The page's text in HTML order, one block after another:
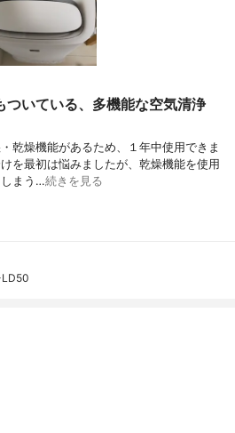
ついている、多機能な空気清浄
乾燥機能があるため、１年中使用できま
を最初は悩みましたが、乾燥機能を使用
しまう…続きを見る
LD50